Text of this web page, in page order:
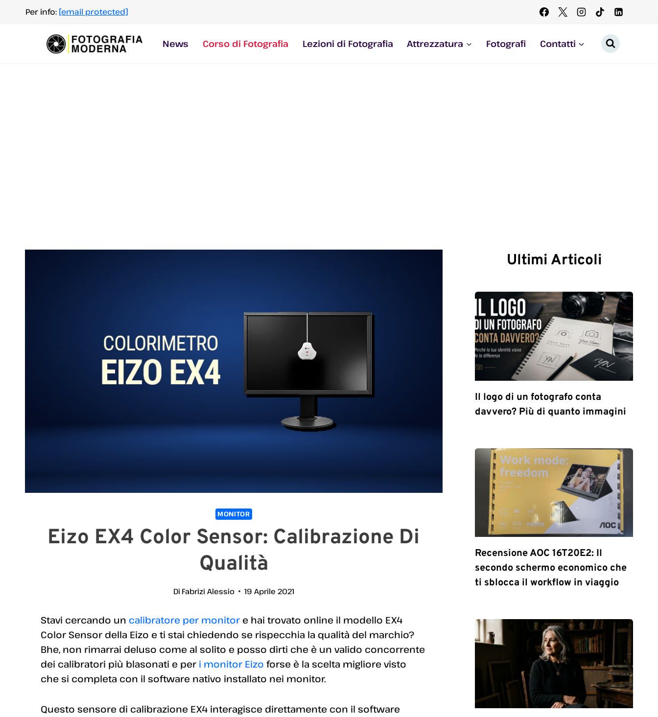
contenuto
Per info: [email protected]
News Corso di Fotografia Lezioni di Fotografia Attrezzatura Fotografi Contatti
MONITOR
Eizo EX4 Color Sensor: Calibrazione Di
Qualità
Di Fabrizi Alessio 19 Aprile 2021
Stavi cercando un calibratore per monitor e hai trovato online il modello EX4
Color Sensor della Eizo e ti stai chiedendo se rispecchia la qualità del marchio?
Bhe, non rimarrai deluso come al solito e posso dirti che è un valido concorrente
dei calibratori più blasonati e per i monitor Eizo forse è la scelta migliore visto
che si completa con il software nativo installato nei monitor.
Questo sensore di calibrazione EX4 interagisce direttamente con il software
Ultimi Articoli
Il logo di un fotografo conta
davvero? Più di quanto immagini
Recensione AOC 16T20E2: Il
secondo schermo economico che
ti sblocca il workflow in viaggio